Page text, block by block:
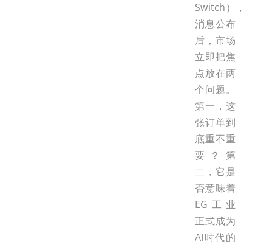
Switch），
消息公布
后，市场
立即把焦
点放在两
个问题。
第一，这
张订单到
底重不重
要？第
二，它是
否意味着
EG工业
正式成为
AI时代的